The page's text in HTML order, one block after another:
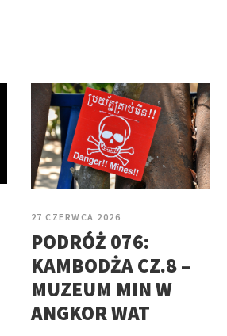
27 CZERWCA 2026
PODRÓŻ 076:
KAMBODŻA CZ.8 –
MUZEUM MIN W
ANGKOR WAT